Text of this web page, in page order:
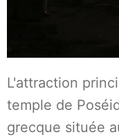
L'attraction
temple de
grecque située